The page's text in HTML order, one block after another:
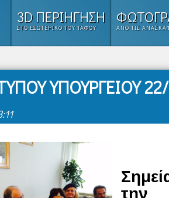
3D ΠΕΡΙΗΓΗΣΗ
ΣΤΟ ΕΣΩΤΕΡΙΚΌ ΤΟΥ ΤΑΦΟΥ ΑΠΌ ΤΙΣ
ΥΠΟΥΡΓΕΙΟΥ
την